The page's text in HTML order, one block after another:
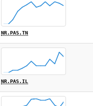
NR.PAS.TN
NR.PAS.IL